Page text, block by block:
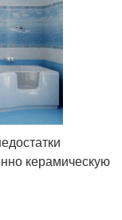
керамическую